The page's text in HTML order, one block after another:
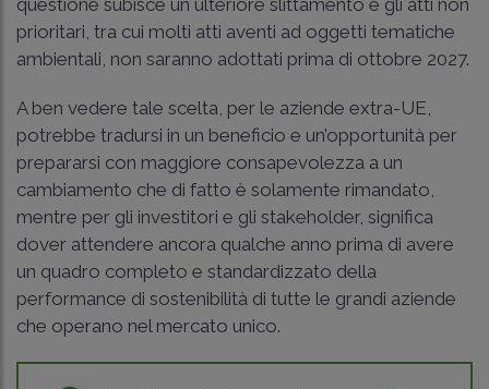
questione subisce un ulteriore slittamento e gli atti non
prioritari, tra cui molti atti aventi ad oggetti tematiche
ambientali, non saranno adottati prima di ottobre 2027.
A ben vedere tale scelta, per le aziende extra-UE,
potrebbe tradursi in un beneficio e un’opportunità per
prepararsi con maggiore consapevolezza a un
cambiamento che di fatto è solamente rimandato,
mentre per gli investitori e gli stakeholder, significa
dover attendere ancora qualche anno prima di avere
un quadro completo e standardizzato della
performance di sostenibilità di tutte le grandi aziende
che operano nel mercato unico.